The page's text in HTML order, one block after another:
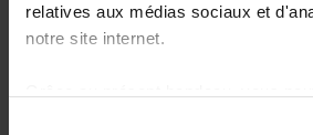
relatives aux médias sociaux et
notre site internet.
Programme